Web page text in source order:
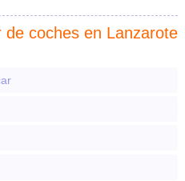
de coches en Lanzarote